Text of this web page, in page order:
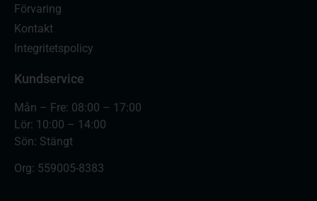
Förvaring
Kontakt
Integritetspolicy
Kundservice
Mån – Fre: 08:00 – 17:00
Lör: 10:00 – 14:00
Sön: Stängt
Org: 559005-8383